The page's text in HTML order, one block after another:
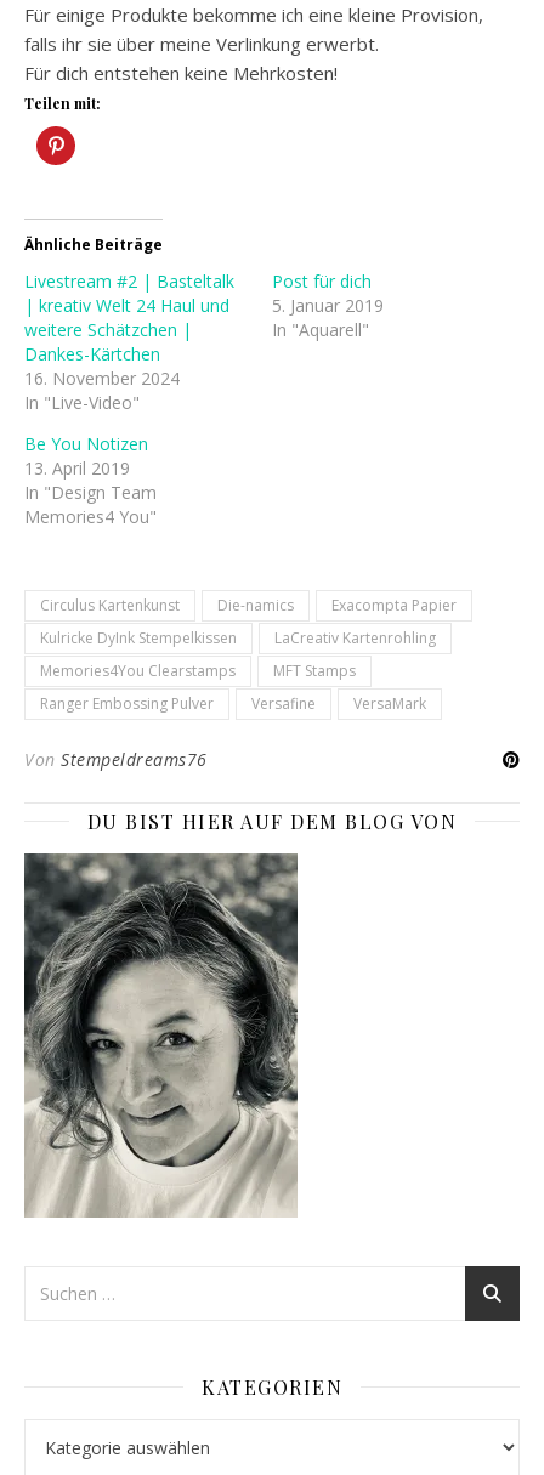
Für einige Produkte bekomme ich eine kleine Provision,
falls ihr sie über meine Verlinkung erwerbt.
Für dich entstehen keine Mehrkosten!
Teilen mit:
Ähnliche Beiträge
Livestream #2 | Basteltalk
| kreativ Welt 24 Haul und
weitere Schätzchen |
Dankes-Kärtchen
16. November 2024
In "Live-Video"
Post für dich
5. Januar 2019
In "Aquarell"
Be You Notizen
13. April 2019
In "Design Team
Memories4 You"
Circulus Kartenkunst Die-namics
Exacompta Papier
Kulricke DyInk Stempelkissen
LaCreativ Kartenrohling
Memories4You Clearstamps
MFT Stamps
Ranger Embossing Pulver
Versafine VersaMark
Von Stempeldreams76
DU BIST HIER AUF DEM BLOG VON
KATEGORIEN